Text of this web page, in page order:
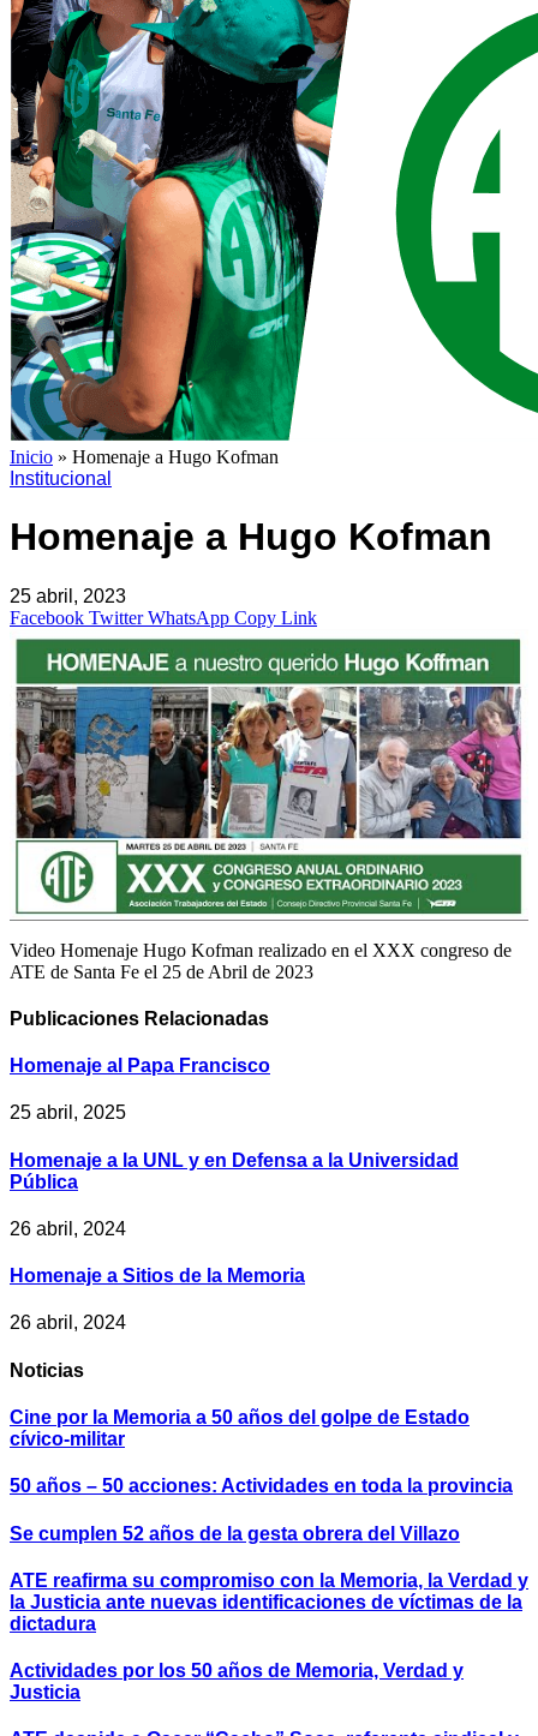
Inicio » Homenaje a Hugo Kofman
Institucional
Homenaje a Hugo Kofman
25 abril, 2023
Facebook Twitter WhatsApp Copy Link
Video Homenaje Hugo Kofman realizado en el XXX congreso de
ATE de Santa Fe el 25 de Abril de 2023
Publicaciones Relacionadas
Homenaje al Papa Francisco
25 abril, 2025
Homenaje a la UNL y en Defensa a la Universidad
Pública
26 abril, 2024
Homenaje a Sitios de la Memoria
26 abril, 2024
Noticias
Cine por la Memoria a 50 años del golpe de Estado
cívico-militar
50 años – 50 acciones: Actividades en toda la provincia
Se cumplen 52 años de la gesta obrera del Villazo
ATE reafirma su compromiso con la Memoria, la Verdad y
la Justicia ante nuevas identificaciones de víctimas de la
dictadura
Actividades por los 50 años de Memoria, Verdad y
Justicia